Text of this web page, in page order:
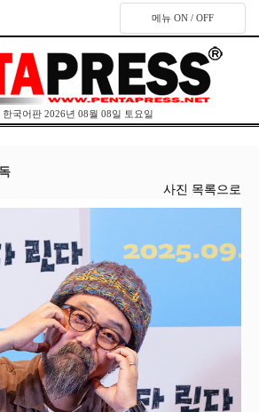
메뉴 ON / OFF
한국어판 2026년 08월 08일 토요일
사진 목록으로